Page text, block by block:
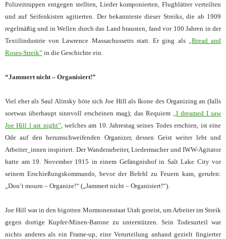
Polizeitruppen entgegen stellten, Lieder komponierten, Flugblätter verteilten
und auf Seifenkisten agitierten. Der bekannteste dieser Streiks, die ab 1909
regelmäßig und in Wellen durch das Land brausten, fand vor 100 Jahren in der
Textilindustrie von Lawrence Massachussetts statt. Er ging als „Bread and
Roses-Streik” in die Geschichte ein.
“Jammert nicht – Organisiert!”
Viel eher als Saul Alinsky böte sich Joe Hill als Ikone des Organizing an (falls
soetwas überhaupt sinnvoll erscheinen mag); das Requiem „I dreamed I saw
Joe Hill l ast night”, welches am 10. Jahrestag seines Todes erschien, ist eine
Ode auf den herumschweifenden Organizer, dessen Geist weiter lebt und
Arbeiter_innen inspiriert. Der Wanderarbeiter, Liedermacher und IWW-Agitator
hatte am 19. November 1915 in einem Gefängnishof in Salt Lake City vor
seinem Erschießungskommando, bevor der Befehl zu Feuern kam, gerufen:
„Don’t mourn – Organize!“ („Jammert nicht – Organisiert!“).
Joe Hill war in den bigotten Mormonenstaat Utah gereist, um Arbeiter im Streik
gegen dortige Kupfer-Minen-Barone zu unterstützen. Sein Todesurteil war
nichts anderes als ein Frame-up, eine Verurteilung anhand gezielt fingierter